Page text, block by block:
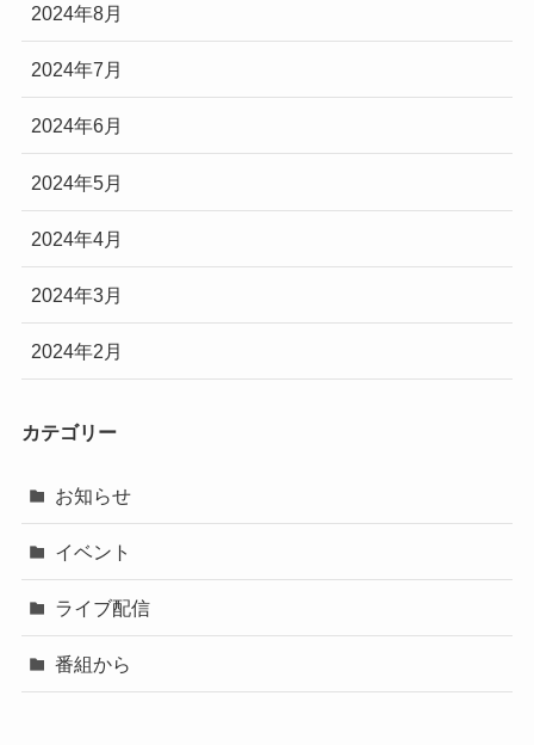
2024年8月
2024年7月
2024年6月
2024年5月
2024年4月
2024年3月
2024年2月
カテゴリー
お知らせ
イベント
ライブ配信
番組から